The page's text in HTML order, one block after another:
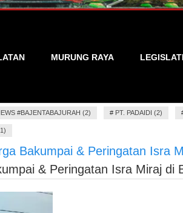
MURUNG RAYA
#BAJENTABAJURAH (2) # PT. PADAIDI (2)
Bakumpai & Peringatan Isra
& Peringatan Isra Miraj di